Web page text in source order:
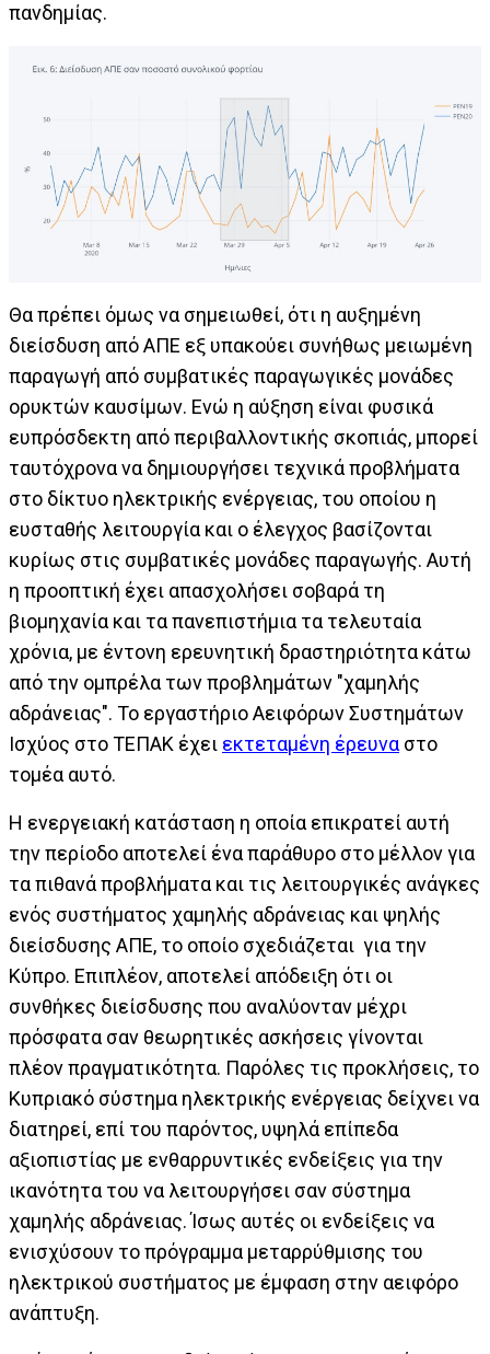
πανδημίας.
Θα πρέπει όμως να σημειωθεί, ότι η αυξημένη
διείσδυση από ΑΠΕ εξ υπακούει συνήθως μειωμένη
παραγωγή από συμβατικές παραγωγικές μονάδες
ορυκτών καυσίμων. Ενώ η αύξηση είναι φυσικά
ευπρόσδεκτη από περιβαλλοντικής σκοπιάς, μπορεί
ταυτόχρονα να δημιουργήσει τεχνικά προβλήματα
στο δίκτυο ηλεκτρικής ενέργειας, του οποίου η
ευσταθής λειτουργία και ο έλεγχος βασίζονται
κυρίως στις συμβατικές μονάδες παραγωγής. Αυτή
η προοπτική έχει απασχολήσει σοβαρά τη
βιομηχανία και τα πανεπιστήμια τα τελευταία
χρόνια, με έντονη ερευνητική δραστηριότητα κάτω
από την ομπρέλα των προβλημάτων "χαμηλής
αδράνειας". Το εργαστήριο Αειφόρων Συστημάτων
Ισχύος στο ΤΕΠΑΚ έχει εκτεταμένη έρευναστο
τομέα αυτό.
Η ενεργειακή κατάσταση η οποία επικρατεί αυτή
την περίοδο αποτελεί ένα παράθυρο στο μέλλον για
τα πιθανά προβλήματα και τις λειτουργικές ανάγκες
ενός συστήματος χαμηλής αδράνειας και ψηλής
διείσδυσης ΑΠΕ, το οποίο σχεδιάζεται για την
Κύπρο. Επιπλέον, αποτελεί απόδειξη ότι οι
συνθήκες διείσδυσης που αναλύονταν μέχρι
πρόσφατα σαν θεωρητικές ασκήσεις γίνονται
πλέον πραγματικότητα. Παρόλες τις προκλήσεις, το
Κυπριακό σύστημα ηλεκτρικής ενέργειας δείχνει να
διατηρεί, επί του παρόντος, υψηλά επίπεδα
αξιοπιστίας με ενθαρρυντικές ενδείξεις για την
ικανότητα του να λειτουργήσει σαν σύστημα
χαμηλής αδράνειας. Ίσως αυτές οι ενδείξεις να
ενισχύσουν το πρόγραμμα μεταρρύθμισης του
ηλεκτρικού συστήματος με έμφαση στην αειφόρο
ανάπτυξη.